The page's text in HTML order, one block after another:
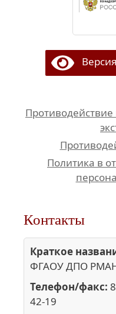
Версия
Политика в
Контакты
Краткое
ФГАОУ ДПО
Телефон/факс:
42-19